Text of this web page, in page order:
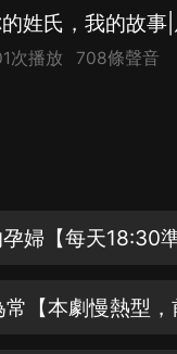
次播放 708條聲音